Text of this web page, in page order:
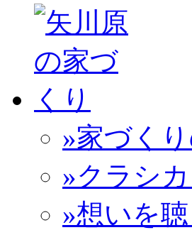
»家づく
»クラシ
»想いを聴